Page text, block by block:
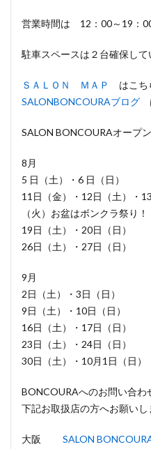
営業時間は 12：00～19：
駐車スペースは２台確保して
ＳＡＬＯＮ ＭＡＰ
はこち
SALONBONCOURAブログ
SALON BONCOURAオープ
8月
5 日（土）・6 日（日）
11日（金）・12日（土）・
（火）お盆はボンクラ祭り！
19日（土）・20日（日）
26日（土）・27日（日）
9月
2日（土）・3日（日）
9日（土）・10日（日）
16日（土）・17日（日）
23日（土）・24日（日）
30日（土）・10月1日（日）
BONCOURAへのお問い合わ
下記お取扱店の方へお願いし
大阪 SALON